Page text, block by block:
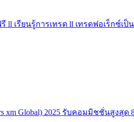
ll เรียนรู้การเทรด ll เทรดฟอเร็กซ์เป็
Global) 2025 รับคอมมิชชั่นสูงสุด